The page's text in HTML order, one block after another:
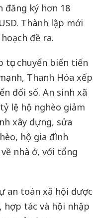
đăng ký hơn 18
Thành lập mới
đề ra.
chuyển biến tiến
Thanh Hóa xếp
đổi số. An sinh xã
lệ hộ nghèo giảm
xây dựng, sửa
hộ gia đình
nhà ở, với tổng
an toàn xã hội được
hợp tác và hội nhập